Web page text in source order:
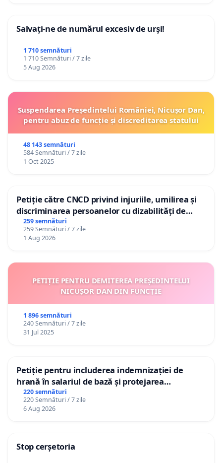
Salvați-ne de numărul excesiv de urși!
1 710 semnături
1 710 Semnături / 7 zile
5 Aug 2026
Suspendarea Președintelui României, Nicușor Dan,
pentru abuz de funcție și discreditarea statului
48 143 semnături
584 Semnături / 7 zile
1 Oct 2025
Petiție către CNCD privind injuriile, umilirea și
discriminarea persoanelor cu dizabilități de
către utilizatorul TikTok „Gorici”
259 semnături
259 Semnături / 7 zile
1 Aug 2026
PETIȚIE PENTRU DEMITEREA PREȘEDINTELUI
NICUȘOR DAN DIN FUNCȚIE
1 896 semnături
240 Semnături / 7 zile
31 Jul 2025
Petiție pentru includerea indemnizației de
hrană în salariul de bază și protejarea
gradațiilor de vechime pentru asistenții
personali
220 semnături
220 Semnături / 7 zile
6 Aug 2026
Stop cerșetoria